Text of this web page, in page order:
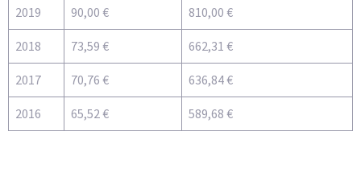
2019 90,00 € 810,00 €
2018 73,59 € 662,31 €
2017 70,76 € 636,84 €
2016 65,52 € 589,68 €